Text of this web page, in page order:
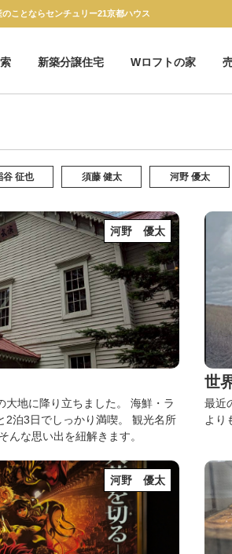
ことならセンチュリー21京都ハウス
新築分譲住宅 Wロフトの家
谷 征也 須藤 健太 河野 優太
河野 優太
大地に降り立ちました。 海鮮・ラ
2泊3日でしっかり満喫。 観光名所
そんな思い出を紐解きます。
世
最近
より
河野 優太